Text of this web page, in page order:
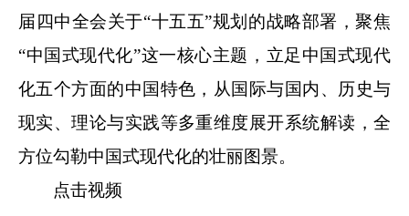
届四中全会关于“十五五”规划的战略部署，聚焦
“中国式现代化”这一核心主题，立足中国式现代
化五个方面的中国特色，从国际与国内、历史与
现实、理论与实践等多重维度展开系统解读，全
方位勾勒中国式现代化的壮丽图景。
点击视频